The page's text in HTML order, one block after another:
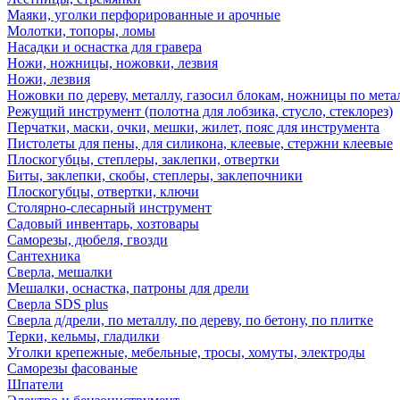
Маяки, уголки перфорированные и арочные
Молотки, топоры, ломы
Насадки и оснастка для гравера
Ножи, ножницы, ножовки, лезвия
Ножи, лезвия
Ножовки по дереву, металлу, газосил блокам, ножницы по
Режущий инструмент (полотна для лобзика, стусло, стеклорез)
Перчатки, маски, очки, мешки, жилет, пояс для инструмента
Пистолеты для пены, для силикона, клеевые, стержни клеевые
Плоскогубцы, степлеры, заклепки, отвертки
Биты, заклепки, скобы, степлеры, заклепочники
Плоскогубцы, отвертки, ключи
Столярно-слесарный инструмент
Садовый инвентарь, хозтовары
Саморезы, дюбеля, гвозди
Сантехника
Сверла, мешалки
Мешалки, оснастка, патроны для дрели
Сверла SDS plus
Сверла д/дрели, по металлу, по дереву, по бетону, по плитке
Терки, кельмы, гладилки
Уголки крепежные, мебельные, тросы, хомуты, электроды
Саморезы фасованые
Шпатели